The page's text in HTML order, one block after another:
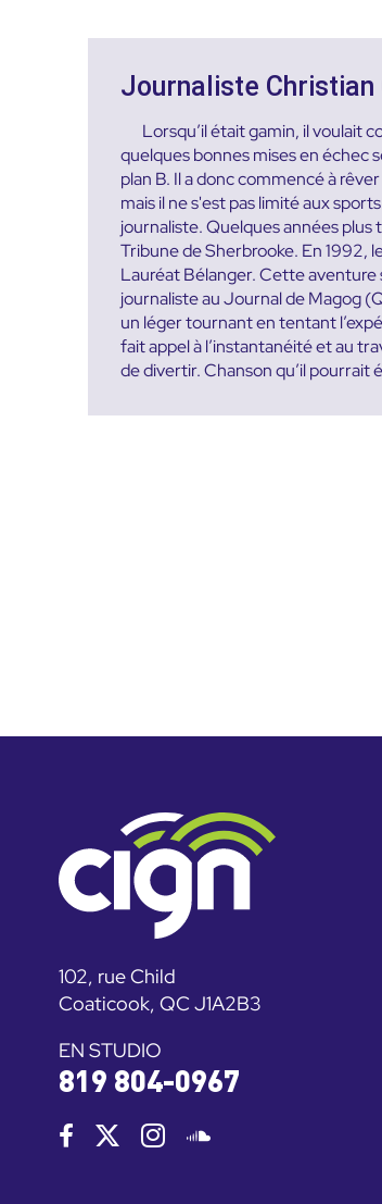
Journaliste Christian
Lorsqu’il était gamin, il voulait
quelques bonnes mises en échec
plan B. Il a donc commencé à
mais il ne s'est pas limité aux
journaliste. Quelques années
Tribune de Sherbrooke. En 1992,
Lauréat Bélanger. Cette aventure
journaliste au Journal de Magog
un léger tournant en tentant
fait appel à l’instantanéité et au
de divertir. Chanson qu’il pourrait
102, rue Child
Coaticook, QC J1A2B3
EN STUDIO
819 804-0967